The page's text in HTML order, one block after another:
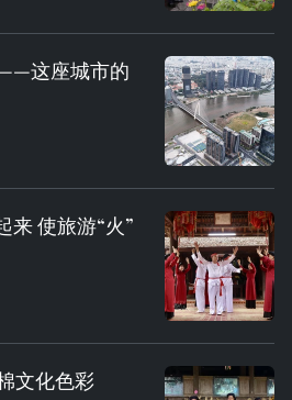
这座城市的
来 使旅游“火”
文化色彩